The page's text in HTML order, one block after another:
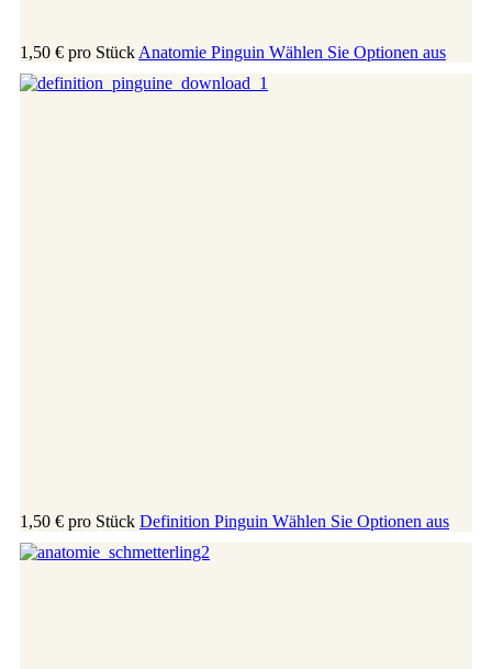
1,50 € pro Stück Anatomie Pinguin Wählen Sie Optionen aus
1,50 € pro Stück Definition Pinguin Wählen Sie Optionen aus